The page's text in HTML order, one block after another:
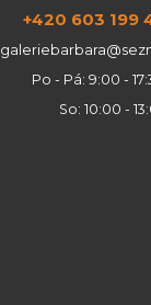
+420 603 199
Po - Pá: 9:00 -
So: 10:00 -